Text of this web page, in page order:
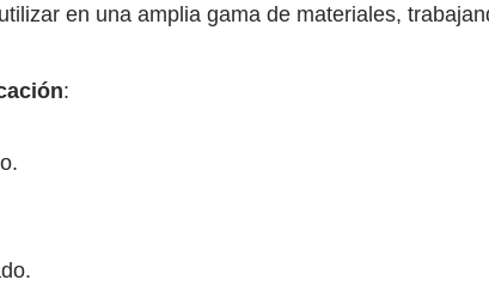
en una amplia gama de materiales,
: